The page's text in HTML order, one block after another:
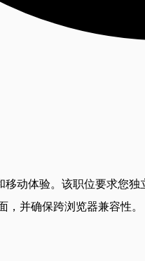
动体验。该职位要求您
，并确保跨浏览器兼容性。